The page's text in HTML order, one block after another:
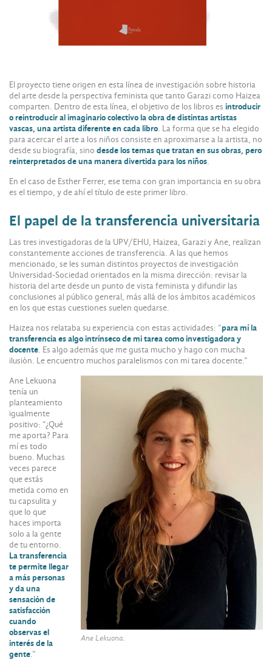
El proyecto tiene origen en esta línea de investigación sobre historia
del arte desde la perspectiva feminista que tanto Garazi como Haizea
comparten. Dentro de esta línea, el objetivo de los libros es introducir
o reintroducir al imaginario colectivo la obra de distintas artistas
vascas, una artista diferente en cada libro. La forma que se ha elegido
para acercar el arte a los niños consiste en aproximarse a la artista, no
desde su biografía, sino desde los temas que tratan en sus obras, pero
reinterpretados de una manera divertida para los niños.
En el caso de Esther Ferrer, ese tema con gran importancia en su obra
es el tiempo, y de ahí el título de este primer libro.
El papel de la transferencia universitaria
Las tres investigadoras de la UPV/EHU, Haizea, Garazi y Ane, realizan
constantemente acciones de transferencia. A las que hemos
mencionado, se les suman distintos proyectos de investigación
Universidad-Sociedad orientados en la misma dirección: revisar la
historia del arte desde un punto de vista feminista y difundir las
conclusiones al público general, más allá de los ámbitos académicos
en los que estas cuestiones suelen quedarse.
Haizea nos relataba su experiencia con estas actividades: “para mí la
transferencia es algo intrínseco de mi tarea como investigadora y
docente. Es algo además que me gusta mucho y hago con mucha
ilusión. Le encuentro muchos paralelismos con mi tarea docente.”
Ane Lekuona.
Ane Lekuona
tenía un
planteamiento
igualmente
positivo: “¿Qué
me aporta? Para
mí es todo
bueno. Muchas
veces parece
que estás
metida como en
tu capsulita y
que lo que
haces importa
solo a la gente
de tu entorno.
La transferencia
te permite llegar
a más personas
y da una
sensación de
satisfacción
cuando
observas el
interés de la
gente.”